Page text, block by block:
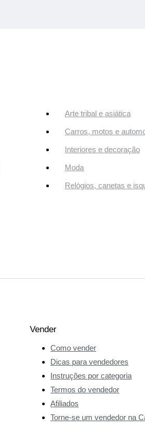
Arte tribal e asiática
Carros, motos e
Interiores e decoração
Moda
Relógios, canetas e
Vender
Como vender
Dicas para vendedores
Instruções por categoria
Termos do vendedor
Afiliados
Torne-se um vendedor na